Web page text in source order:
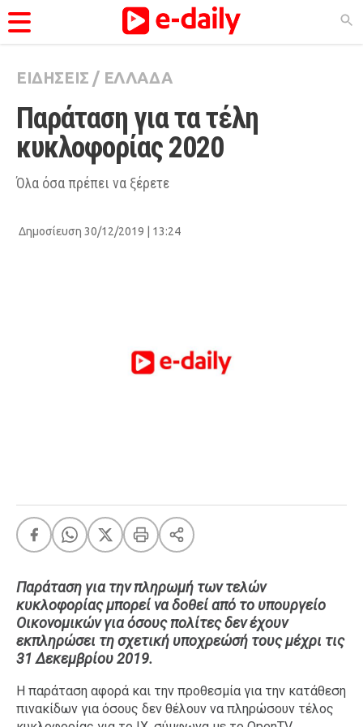
ΚΑΤΗΓΟΡΊΕΣ
Ειδήσεις
Θέματα
Videos
Viral
OMG LOL
Xmas
LIFE
Food
Body+Mind
ΕΙΔΗΣΕΙΣ / ΕΛΛΑΔΑ
Παράταση για τα τέλη
κυκλοφορίας 2020
Όλα όσα πρέπει να ξέρετε
Δημοσίευση 30/12/2019 | 13:24
Παράταση για την πληρωμή των τελών
κυκλοφορίας μπορεί να δοθεί από το υπουργείο
Οικονομικών για όσους πολίτες δεν έχουν
εκπληρώσει τη σχετική υποχρεώσή τους μέχρι τις
31 Δεκεμβρίου 2019.
Η παράταση αφορά και την προθεσμία για την κατάθεση
πινακίδων για όσους δεν θέλουν να πληρώσουν τέλος